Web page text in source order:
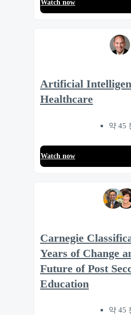
Watch now
Artificial
Healthcare
약 45
Watch now
Carnegie
Years of Change
Future of Post
Education
약 45